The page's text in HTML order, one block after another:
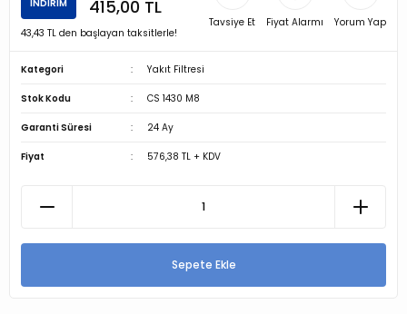
İNDİRİM
415,00 TL
43,43 TL den başlayan taksitlerle!
Tavsiye Et Fiyat Alarmı Yorum Yap
Kategori Yakıt Filtresi
Stok Kodu CS 1430 M8
Garanti Süresi 24 Ay
Fiyat 576,38 TL + KDV
Sepete Ekle